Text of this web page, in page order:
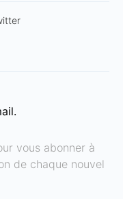
vous abonner à
de chaque nouvel